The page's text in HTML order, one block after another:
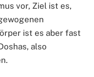
vor, Ziel ist es,
ist es aber fast
also